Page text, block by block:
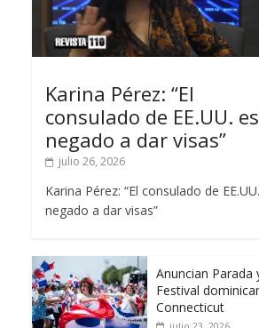
Karina Pérez: “El
consulado de EE.UU.
negado a dar visas”
julio 26, 2026
Karina Pérez: “El consulado de
negado a dar visas”
Anuncian Parada
Festival
Connecticut